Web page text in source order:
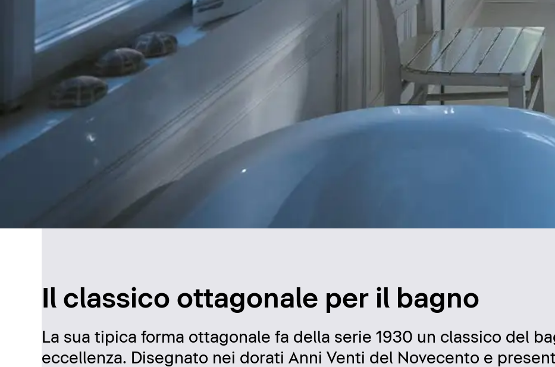
Il classico ottagonale per il bagno
La sua tipica forma ottagonale fa della serie 1930 un classico del
eccellenza. Disegnato nei dorati Anni Venti del Novecento e